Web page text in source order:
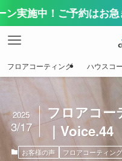
！ご予約はお急ぎく
フロアコーティング ハウスコ
フロアコー
｜Voice.44
2025
3/17
お客様の声 フロアコーティン